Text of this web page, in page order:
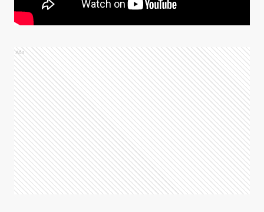
Ads